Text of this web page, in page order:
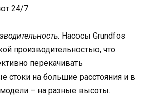
24/7.
Насосы Grundfos
производительностью, что
перекачивать
стоки на большие расстояния и в
– на разные высоты.